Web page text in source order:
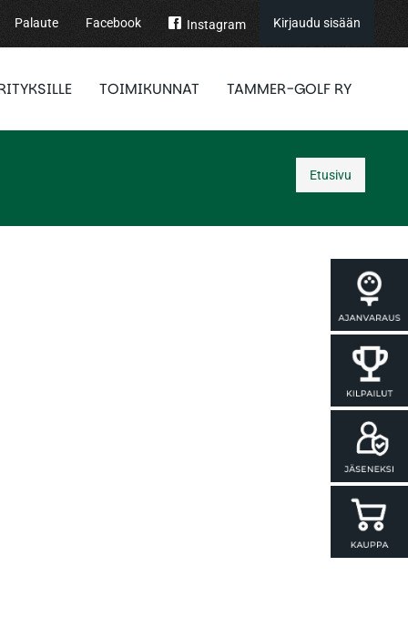
Palaute Facebook Instagram Kirjaudu sisään
TOIMIKUNNAT TAMMER-GOLF RY
Etusivu